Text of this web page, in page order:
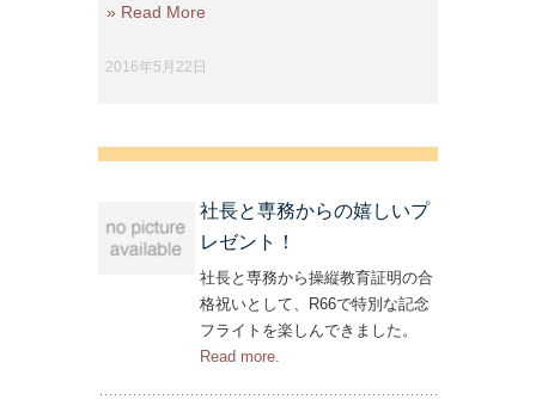
» Read More
2016年5月22日
社長と専務からの嬉しいプ
レゼント！
社長と専務から操縦教育証明の合
格祝いとして、R66で特別な記念
フライトを楽しんできました。
Read more